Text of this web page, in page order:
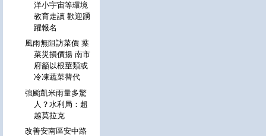
洋小宇宙等環境
教育走讀 歡迎踴
躍報名
風雨無阻訪菜價 葉
菜災損價揚 南市
府籲以根莖類或
冷凍蔬菜替代
強颱凱米雨量多驚
人？水利局：超
越莫拉克
改善安南區安中路